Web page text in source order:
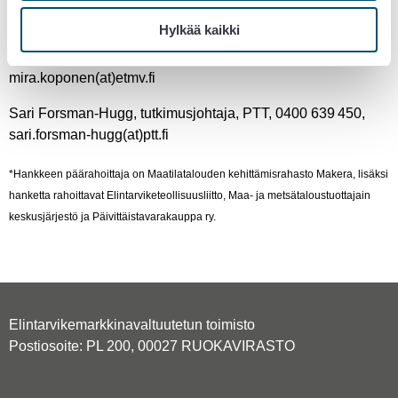
Hylkää kaikki
Mira Koponen, Johtava asiantuntija, ETMV, 029 520 4853,
mira.koponen(at)etmv.fi
Sari Forsman-Hugg, tutkimusjohtaja, PTT, 0400 639 450,
sari.forsman-hugg(at)ptt.fi
*Hankkeen päärahoittaja on Maatilatalouden kehittämisrahasto Makera, lisäksi
hanketta rahoittavat Elintarviketeollisuusliitto, Maa- ja metsätaloustuottajain
keskusjärjestö ja Päivittäistavarakauppa ry.
Elintarvikemarkkinavaltuutetun toimisto
Postiosoite: PL 200, 00027 RUOKAVIRASTO